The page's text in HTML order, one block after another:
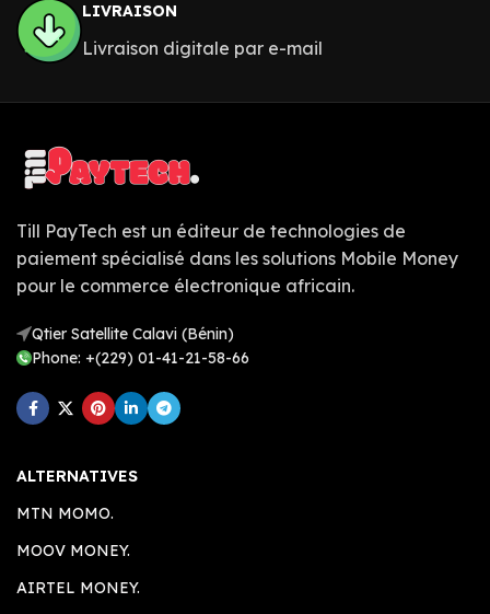
LIVRAISON
Livraison digitale par e-mail
Till PayTech est un éditeur de technologies de
paiement spécialisé dans les solutions Mobile Money
pour le commerce électronique africain.
Qtier Satellite Calavi (Bénin)
Phone: +(229) 01-41-21-58-66
ALTERNATIVES
MTN MOMO.
MOOV MONEY.
AIRTEL MONEY.